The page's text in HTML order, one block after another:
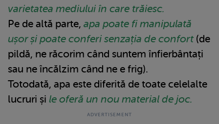
varietatea mediului în care trăiesc.
Pe de altă parte, apa poate fi manipulată
ușor și poate conferi senzația de confort (de
pildă, ne răcorim când suntem înfierbântați
sau ne încălzim când ne e frig).
Totodată, apa este diferită de toate celelalte
lucruri și le oferă un nou material de joc.